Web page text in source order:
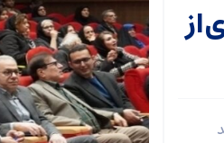
از